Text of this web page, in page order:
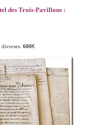
des Trois-Pavillons :
600€